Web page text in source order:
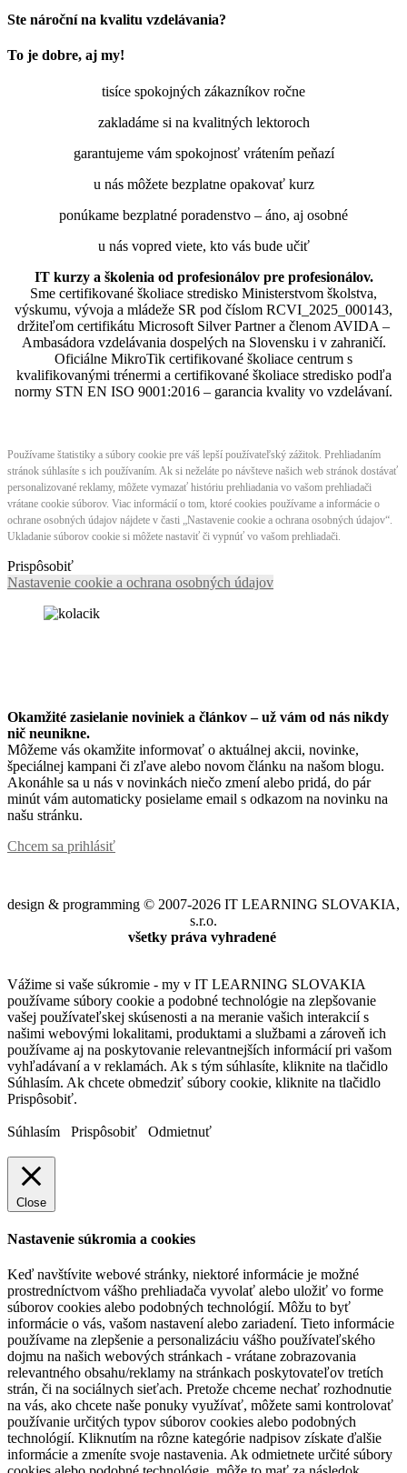
Ste nároční na kvalitu vzdelávania?
To je dobre, aj my!
tisíce spokojných zákazníkov ročne
zakladáme si na kvalitných lektoroch
garantujeme vám spokojnosť vrátením peňazí
u nás môžete bezplatne opakovať kurz
ponúkame bezplatné poradenstvo – áno, aj osobné
u nás vopred viete, kto vás bude učiť
IT kurzy a školenia od profesionálov pre profesionálov.
Sme certifikované školiace stredisko Ministerstvom školstva,
výskumu, vývoja a mládeže SR pod číslom RCVI_2025_000143,
držiteľom certifikátu Microsoft Silver Partner a členom AVIDA –
Ambasádora vzdelávania dospelých na Slovensku i v zahraničí.​​​​​​​​​​​​​​​​
Oficiálne MikroTik certifikované školiace centrum s
kvalifikovanými trénermi ​​​​​​​​​​a certifikované školiace stredisko podľa
normy STN EN ISO 9001:2016 – garancia kvality vo vzdelávaní.
Používame štatistiky a súbory cookie pre váš lepší používateľský zážitok. Prehliadaním
stránok súhlasíte s ich používaním. Ak si neželáte po návšteve našich web stránok dostávať
personalizované reklamy, môžete vymazať históriu prehliadania vo vašom prehliadači
vrátane cookie súborov. Viac informácií o tom, ktoré cookies používame a informácie o
ochrane osobných údajov nájdete v časti „Nastavenie cookie a ochrana osobných údajov“.
Ukladanie súborov cookie si môžete nastaviť či vypnúť vo vašom prehliadači.
Prispôsobiť
Nastavenie cookie a ochrana osobných údajov
Okamžité zasielanie noviniek a článkov – už vám od nás nikdy
nič neunikne.
Môžeme vás okamžite informovať o aktuálnej akcii, novinke,
špeciálnej kampani či zľave alebo novom článku na našom blogu.
Akonáhle sa u nás v novinkách niečo zmení alebo pridá, do pár
minút vám automaticky posielame email s odkazom na novinku na
našu stránku.
Chcem sa prihlásiť
design & programming © 2007-2026 IT LEARNING SLOVAKIA,
s.r.o.
všetky práva vyhradené
Vážime si vaše súkromie - my v IT LEARNING SLOVAKIA
používame súbory cookie a podobné technológie na zlepšovanie
vašej používateľskej skúsenosti a na meranie vašich interakcií s
našimi webovými lokalitami, produktami a službami a zároveň ich
používame aj na poskytovanie relevantnejších informácií pri vašom
vyhľadávaní a v reklamách. Ak s tým súhlasíte, kliknite na tlačidlo
Súhlasím. Ak chcete obmedziť súbory cookie, kliknite na tlačidlo
Prispôsobiť.
Súhlasím Prispôsobiť Odmietnuť
Close
Nastavenie súkromia a cookies
Keď navštívite webové stránky, niektoré informácie je možné
prostredníctvom vášho prehliadača vyvolať alebo uložiť vo forme
súborov cookies alebo podobných technológií. Môžu to byť
informácie o vás, vašom nastavení alebo zariadení. Tieto informácie
používame na zlepšenie a personalizáciu vášho používateľského
dojmu na našich webových stránkach - vrátane zobrazovania
relevantného obsahu/reklamy na stránkach poskytovateľov tretích
strán, či na sociálnych sieťach. Pretože chceme nechať rozhodnutie
na vás, ako chcete naše ponuky využívať, môžete sami kontrolovať
používanie určitých typov súborov cookies alebo podobných
technológií. Kliknutím na rôzne kategórie nadpisov získate ďalšie
informácie a zmeníte svoje nastavenia. Ak odmietnete určité súbory